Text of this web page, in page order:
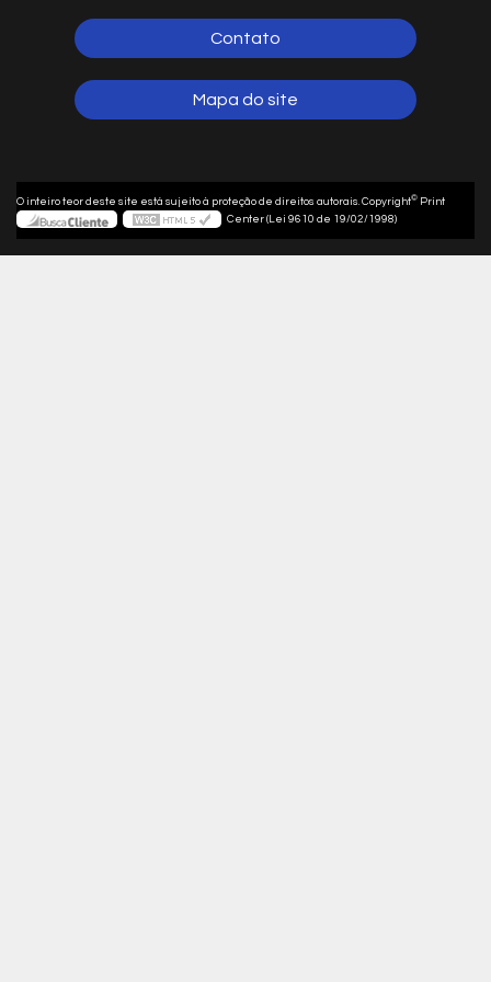
Contato
Mapa do site
O inteiro teor deste site está sujeito à proteção de direitos autorais. Copyright© Print
Center (Lei 9610 de 19/02/1998)